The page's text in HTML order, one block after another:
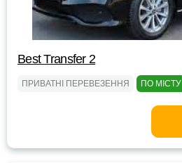
Best Transfer 2
ПРИВАТНІ ПЕРЕВЕЗЕННЯ ПО МІСТУ